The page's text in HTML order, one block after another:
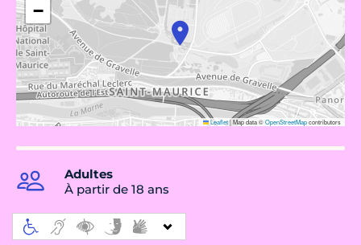
−
Leaflet|Map data ©OpenStreetMapcontributors
Adultes
À partir de 18 ans